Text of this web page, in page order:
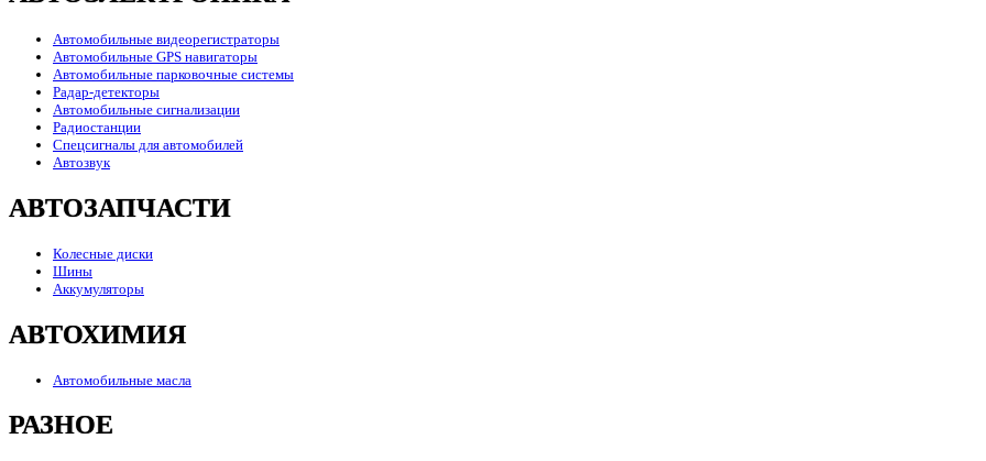
Автомобильные видеорегистраторы
Автомобильные GPS навигаторы
Автомобильные парковочные системы
Радар-детекторы
Автомобильные сигнализации
Радиостанции
Спецсигналы для автомобилей
Автозвук
АВТОЗАПЧАСТИ
Колесные диски
Шины
Аккумуляторы
АВТОХИМИЯ
Автомобильные масла
РАЗНОЕ